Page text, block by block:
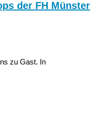
der FH Münster
zu Gast. In